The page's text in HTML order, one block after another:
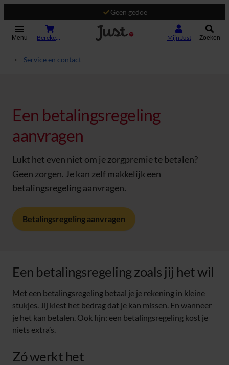
Geen gedoe
Menu Mijn Just Zoeken
Service en contact
Een betalingsregeling
aanvragen
Lukt het even niet om je zorgpremie te betalen?
Geen zorgen. Je kan zelf makkelijk een
betalingsregeling aanvragen.
Betalingsregeling aanvragen
Een betalingsregeling zoals jij het wil
Met een betalingsregeling betaal je je rekening in kleine
stukjes. Jij kiest het bedrag dat je kan missen. En wanneer
je het kan betalen. Ook fijn: een betalingsregeling kost je
niets extra’s.
Zó werkt het